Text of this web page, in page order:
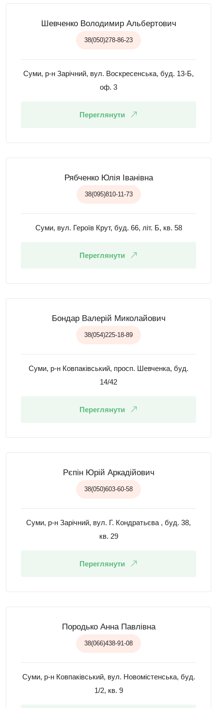
Шевченко Володимир Альбертович
38(050)278-86-23
Суми, р-н Зарічний, вул. Воскресенська, буд. 13-Б,
оф. 3
Переглянути
Рябченко Юлія Іванівна
38(095)810-11-73
Суми, вул. Героїв Крут, буд. 66, літ. Б, кв. 58
Переглянути
Бондар Валерій Миколайович
38(054)225-18-89
Суми, р-н Ковпаківський, просп. Шевченка, буд.
14/42
Переглянути
Рєпін Юрій Аркадійович
38(050)603-60-58
Суми, р-н Зарічний, вул. Г. Кондратьєва , буд. 38,
кв. 29
Переглянути
Породько Анна Павлівна
38(066)438-91-08
Суми, р-н Ковпаківський, вул. Новомістенська, буд.
1/2, кв. 9